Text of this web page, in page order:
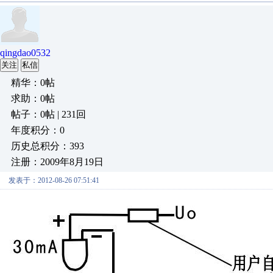
qingdao0532
关注 私信
精华：0帖
求助：0帖
帖子：0帖 | 231回
年度积分：0
历史总积分：393
注册：2009年8月19日
发表于：2012-08-26 07:51:41